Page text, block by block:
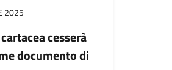
2025
cesserà
documento di